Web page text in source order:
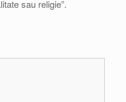
sau religie”.